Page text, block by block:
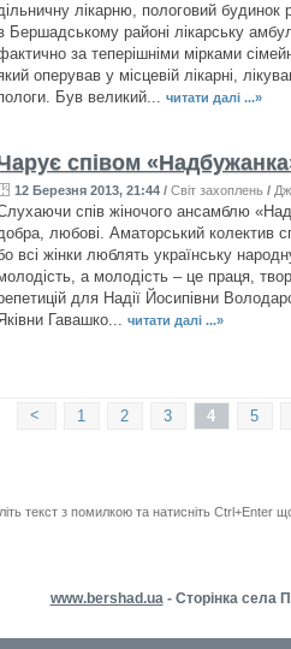
лікарню, пологовий будинок
Бершадському районі лікарську
за теперішніми мірками
оперував у місцевій лікарні,
Був великий... читати далі ...»
співом
12 Березня 2013, 21:44 / Світ захоплень /
спів жіночого ансамблю
любові. Аматорський колектив
всі жінки люблять українську
а молодість – це праця,
для Надії Йосипівни
Гавашко... читати далі ...»
5
4
3
2
1
<
текст з помилкою та натисніть Ctrl+Enter
www.bershad.ua - Сторінка села